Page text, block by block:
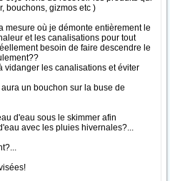
bouchons, gizmos etc )
mesure où je démonte entièrement le
et les canalisations pour tout
besoin de faire descendre le
vidanger les canalisations et éviter
un bouchon sur la buse de
d'eau sous le skimmer afin
avec les pluies hivernales?...